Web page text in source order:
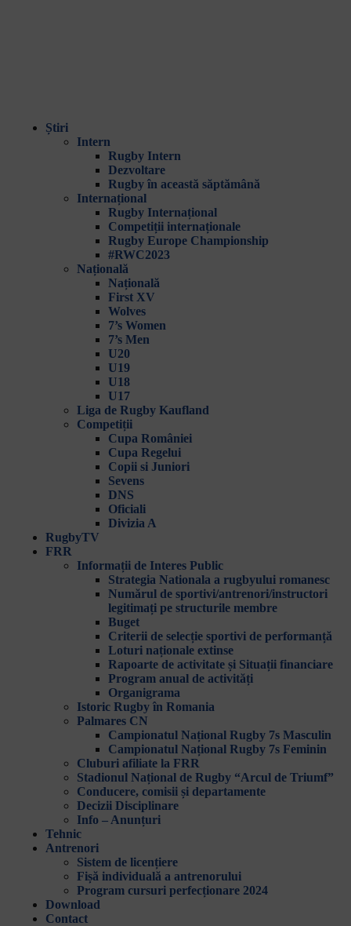
Știri
Intern
Rugby Intern
Dezvoltare
Rugby în această săptămână
Internațional
Rugby Internațional
Competiții internaționale
Rugby Europe Championship
#RWC2023
Națională
Națională
First XV
Wolves
7’s Women
7’s Men
U20
U19
U18
U17
Liga de Rugby Kaufland
Competiții
Cupa României
Cupa Regelui
Copii si Juniori
Sevens
DNS
Oficiali
Divizia A
RugbyTV
FRR
Informații de Interes Public
Strategia Nationala a rugbyului romanesc
Numărul de sportivi/antrenori/instructori
legitimați pe structurile membre
Buget
Criterii de selecție sportivi de performanță
Loturi naționale extinse
Rapoarte de activitate și Situații financiare
Program anual de activități
Organigrama
Istoric Rugby în Romania
Palmares CN
Campionatul Național Rugby 7s Masculin
Campionatul Național Rugby 7s Feminin
Cluburi afiliate la FRR
Stadionul Național de Rugby “Arcul de Triumf”
Conducere, comisii și departamente
Decizii Disciplinare
Info – Anunțuri
Tehnic
Antrenori
Sistem de licențiere
Fișă individuală a antrenorului
Program cursuri perfecționare 2024
Download
Contact